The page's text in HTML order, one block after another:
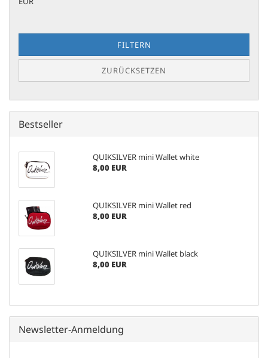
FILTERN
ZURÜCKSETZEN
Bestseller
QUIKSILVER mini Wallet white
8,00 EUR
QUIKSILVER mini Wallet red
8,00 EUR
QUIKSILVER mini Wallet black
8,00 EUR
Newsletter-Anmeldung